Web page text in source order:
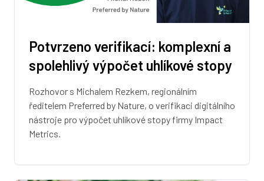
Potvrzeno verifikací: komplexní a
spolehlivý výpočet uhlíkové stopy
Rozhovor s Michalem Rezkem, regionálním
ředitelem Preferred by Nature, o verifikaci digitálního
nástroje pro výpočet uhlíkové stopy firmy Impact
Metrics.